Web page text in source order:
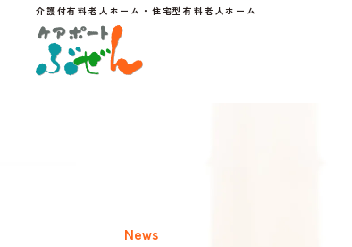
介護付有料老人ホーム・住宅型有料老人ホーム
News